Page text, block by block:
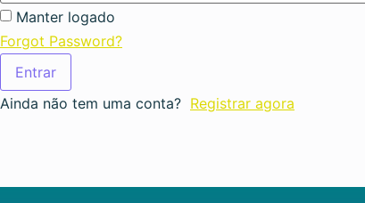
Manter logado
Forgot Password?
Entrar
Ainda não tem uma conta? Registrar agora